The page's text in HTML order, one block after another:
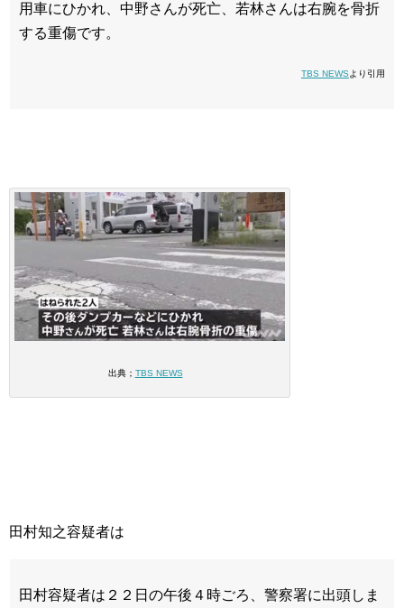
用車にひかれ、中野さんが死亡、若林さんは右腕を骨折
する重傷です。
TBS NEWSより引用
出典； TBS NEWS
田村知之容疑者は
田村容疑者は２２日の午後４時ごろ、警察署に出頭しま